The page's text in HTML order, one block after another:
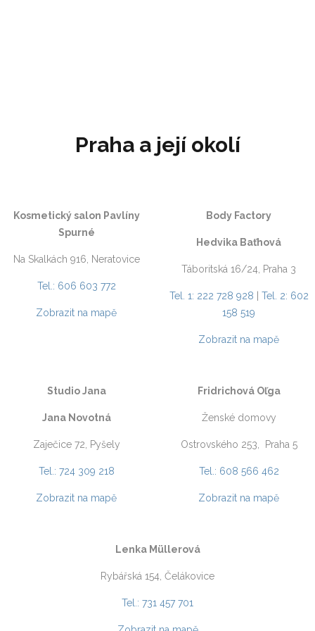
Praha a její okolí
Kosmetický salon Pavlíny
Spurné
Na Skalkách 916, Neratovice
Tel.: 606 603 772
Zobrazit na mapě
Body Factory
Hedvika Baťhová
Táboritská 16/24, Praha 3
Tel. 1: 222 728 928 | Tel. 2: 602
158 519
Zobrazit na mapě
Studio Jana
Jana Novotná
Zaječice 72, Pyšely
Tel.: 724 309 218
Zobrazit na mapě
Fridrichová Oľga
Ženské domovy
Ostrovského 253, Praha 5
Tel.: 608 566 462
Zobrazit na mapě
Lenka Müllerová
Rybářská 154, Čelákovice
Tel.: 731 457 701